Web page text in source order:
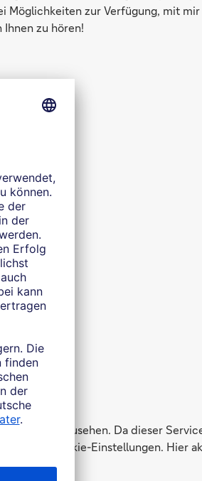
Möglichkeiten zur Verfügung, mit
zu hören!
einzusehen. Da dieser
zu den Cookie-Einstellungen. Hier